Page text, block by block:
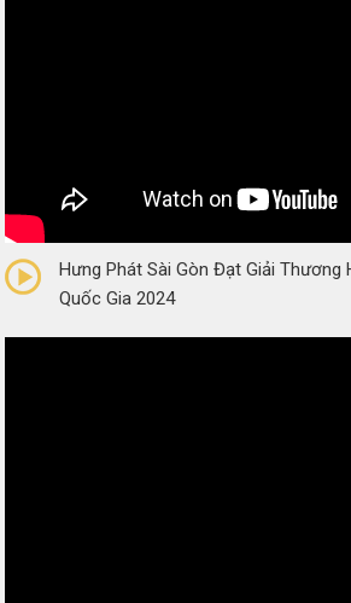
(0 Reviews)
Hưng Phát Sài Gòn Đạt Giải Thương
Quốc Gia 2024